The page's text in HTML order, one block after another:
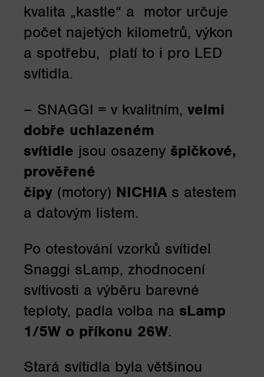
kvalita „kastle“ a motor určuje
počet najetých kilometrů, výkon
a spotřebu, platí to i pro LED
svítidla.
– SNAGGI = v kvalitním, velmi
dobře uchlazeném
svítidle jsou osazeny špičkové,
prověřené
čipy (motory) NICHIA s atestem
a datovým listem.
Po otestování vzorků svítidel
Snaggi sLamp, zhodnocení
svítivosti a výběru barevné
teploty, padla volba na sLamp
1/5W o příkonu 26W.
Stará svítidla byla většinou